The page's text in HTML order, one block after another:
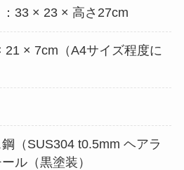
：33 × 23 × 高さ27cm
21 × 7cm（A4サイズ程度に
（SUS304 t0.5mm ヘアラ
ル（黒塗装）